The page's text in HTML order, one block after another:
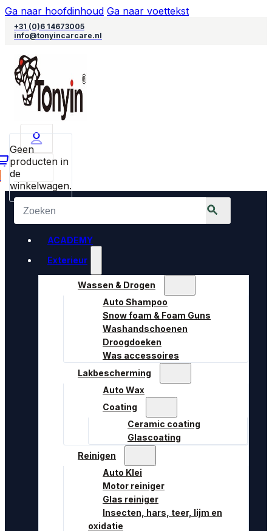
Ga naar hoofdinhoud Ga naar voettekst
+31 (0)6 14673005
info@tonyincarcare.nl
Geen
producten in
de
winkelwagen.
ACADEMY
Exterieur
Wassen & Drogen
Auto Shampoo
Snow foam & Foam Guns
Washandschoenen
Droogdoeken
Was accessoires
Lakbescherming
Auto Wax
Coating
Ceramic coating
Glascoating
Reinigen
Auto Klei
Motor reiniger
Glas reiniger
Insecten, hars, teer, lijm en
oxidatie